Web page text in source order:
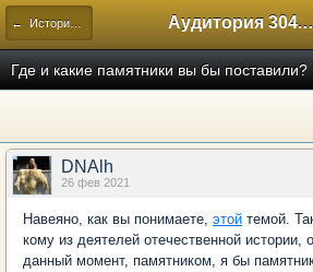
← Исторический Аудитория
Где и какие памятники вы бы поставили?
DNAlh
26 фев 2021
Навеяно, как вы понимаете, этой темой.
кому из деятелей отечественной истории,
данный момент, памятником, я бы